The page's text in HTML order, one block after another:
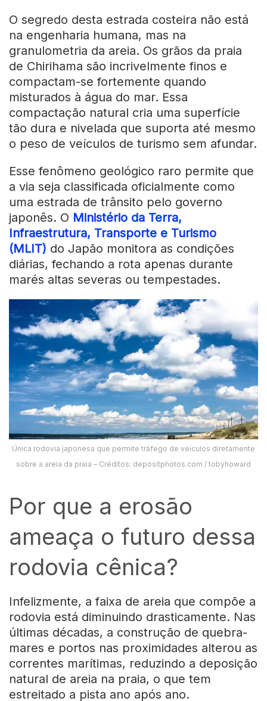
O segredo desta estrada costeira não está
na engenharia humana, mas na
granulometria da areia. Os grãos da praia
de Chirihama são incrivelmente finos e
compactam-se fortemente quando
misturados à água do mar. Essa
compactação natural cria uma superfície
tão dura e nivelada que suporta até mesmo
o peso de veículos de turismo sem afundar.
Esse fenômeno geológico raro permite que
a via seja classificada oficialmente como
uma estrada de trânsito pelo governo
japonês. O Ministério da Terra,
Infraestrutura, Transporte e Turismo
(MLIT) do Japão monitora as condições
diárias, fechando a rota apenas durante
marés altas severas ou tempestades.
Única rodovia japonesa que permite tráfego de veículos diretamente
sobre a areia da praia – Créditos: depositphotos.com / tobyhoward
Por que a erosão
ameaça o futuro dessa
rodovia cênica?
Infelizmente, a faixa de areia que compõe a
rodovia está diminuindo drasticamente. Nas
últimas décadas, a construção de quebra-
mares e portos nas proximidades alterou as
correntes marítimas, reduzindo a deposição
natural de areia na praia, o que tem
estreitado a pista ano após ano.